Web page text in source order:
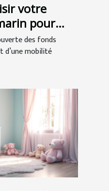
votre
pour
des fonds
mobilité